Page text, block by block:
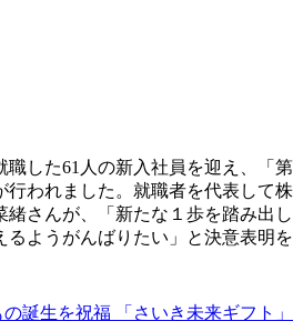
した61人の新入社員を迎え、「第
行われました。就職者を代表して株
さんが、「新たな１歩を踏み出し
るようがんばりたい」と決意表明を
の誕生を祝福 「さいき未来ギフト」